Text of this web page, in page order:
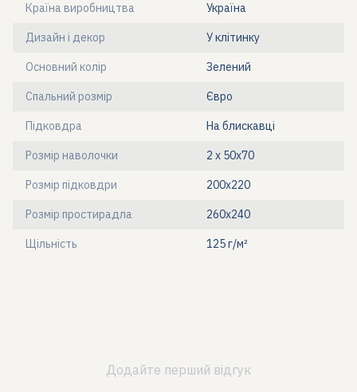
Країна виробництва Україна
Дизайн і декор У клітинку
Основний колір Зелений
Спальний розмір Євро
Підковдра На блискавці
Розмір наволочки 2 х 50х70
Розмір підковдри 200x220
Розмір простирадла 260x240
Щільність 125 г/м²
Додайте перший відгук